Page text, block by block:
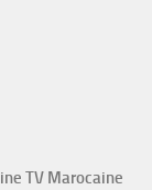
TV Marocaine